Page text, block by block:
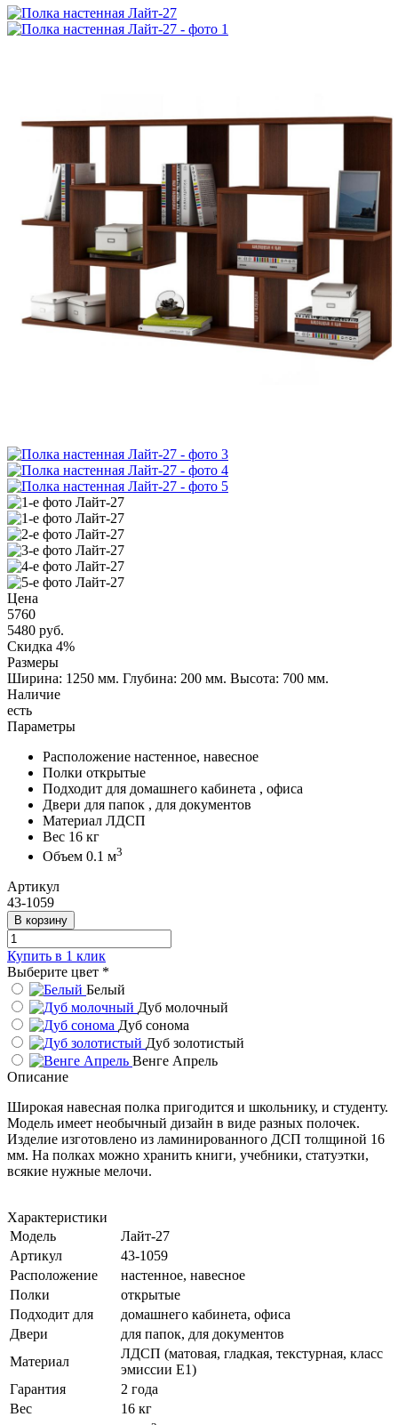
Цена
5760
5480 руб.
Скидка 4%
Размеры
Ширина: 1250 мм. Глубина: 200 мм. Высота: 700 мм.
Наличие
есть
Параметры
Расположение настенное, навесное
Полки открытые
Подходит для домашнего кабинета , офиса
Двери для папок , для документов
Материал ЛДСП
Вес 16 кг
Объем 0.1 м3
Артикул
43-1059
В корзину
Купить в 1 клик
Выберите цвет *
Белый
Дуб молочный
Дуб сонома
Дуб золотистый
Венге Апрель
Описание
Широкая навесная полка пригодится и школьнику, и студенту.
Модель имеет необычный дизайн в виде разных полочек.
Изделие изготовлено из ламинированного ДСП толщиной 16
мм. На полках можно хранить книги, учебники, статуэтки,
всякие нужные мелочи.
Характеристики
Модель
Лайт-27
Артикул
43-1059
Расположение
настенное, навесное
Полки
открытые
Подходит для
домашнего кабинета, офиса
Двери
для папок, для документов
Материал
ЛДСП (матовая, гладкая, текстурная, класс
эмиссии E1)
Гарантия
2 года
Вес
16 кг